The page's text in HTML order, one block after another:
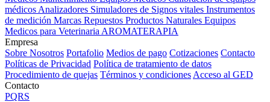
médicos Analizadores Simuladores de Signos vitales Instrumentos
de medición Marcas Repuestos Productos Naturales Equipos
Medicos para Veterinaria AROMATERAPIA
Empresa
Sobre Nosotros Portafolio Medios de pago Cotizaciones Contacto
Políticas de Privacidad Política de tratamiento de datos
Procedimiento de quejas Términos y condiciones Acceso al GED
Contacto
PQRS